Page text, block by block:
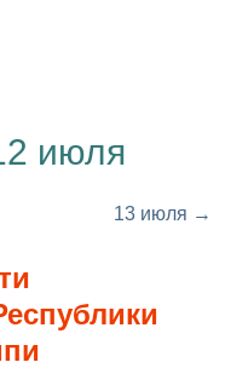
июля
13 июля →